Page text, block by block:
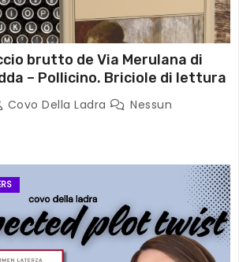
brutto de Via Merulana di
– Pollicino. Briciole di lettura
Covo Della Ladra
Nessun